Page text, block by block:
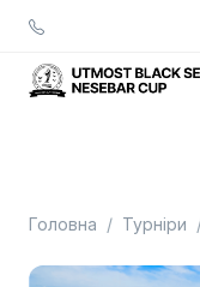
Головна Турніри